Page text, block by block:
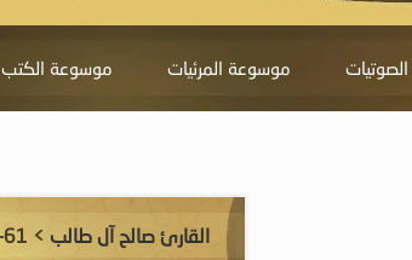
موسوعة المرئيات موسوعة الكتب
القارئ صالح آل طالب > 61- سورة الصف